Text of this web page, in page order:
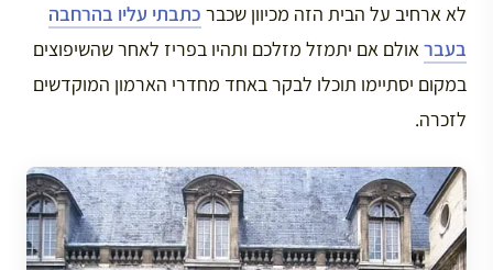
לא ארחיב על הבית הזה מכיוון שכבר כתבתי עליו בהרחבה
בעבראולם אם יתמזל מזלכם ותהיו בפריז לאחר שהשיפוצים
במקום יסתיימו תוכלו לבקר באחד מחדרי הארמון המוקדשים
לזכרה.